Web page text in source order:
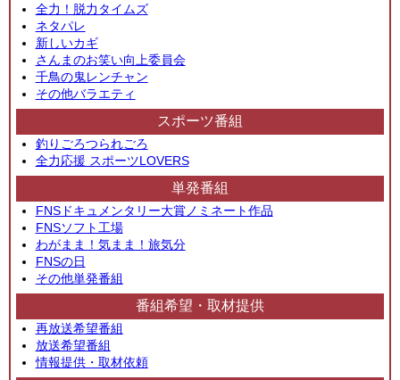
全力！脱力タイムズ
ネタパレ
新しいカギ
さんまのお笑い向上委員会
千鳥の鬼レンチャン
その他バラエティ
スポーツ番組
釣りごろつられごろ
全力応援 スポーツLOVERS
単発番組
FNSドキュメンタリー大賞ノミネート作品
FNSソフト工場
わがまま！気まま！旅気分
FNSの日
その他単発番組
番組希望・取材提供
再放送希望番組
放送希望番組
情報提供・取材依頼